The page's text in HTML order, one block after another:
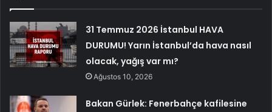
31 Temmuz 2026 İstanbul HAVA
DURUMU! Yarın İstanbul’da hava nasıl
olacak, yağış var mı?
Ağustos 10, 2026
Bakan Gürlek: Fenerbahçe kafilesine